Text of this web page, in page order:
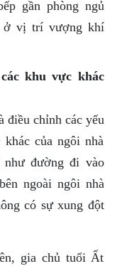
gần phòng ngủ
ở vị trí vượng khí
khu vực khác
điều chỉnh các yếu
của ngôi nhà
như đường đi vào
ngoài ngôi nhà
có sự xung đột
gia chủ tuổi Ất